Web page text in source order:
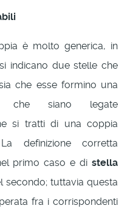
è molto generica, in
indicano due stelle che
che esse formino una
che siano legate
si tratti di una coppia
definizione corretta
primo caso e distella
secondo; tuttavia questa
fra i corrispondenti